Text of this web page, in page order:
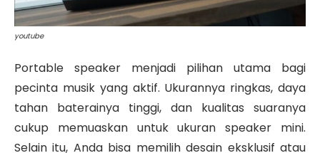
youtube
Portable speaker menjadi pilihan utama bagi
pecinta musik yang aktif. Ukurannya ringkas, daya
tahan baterainya tinggi, dan kualitas suaranya
cukup memuaskan untuk ukuran speaker mini.
Selain itu, Anda bisa memilih desain eksklusif atau